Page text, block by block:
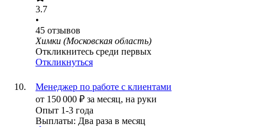
3.7
•
45 отзывов
Химки (Московская область)
Откликнитесь среди первых
Откликнуться
Менеджер по работе с клиентами
от 150 000 ₽ за месяц, на руки
Опыт 1-3 года
Выплаты: Два раза в месяц